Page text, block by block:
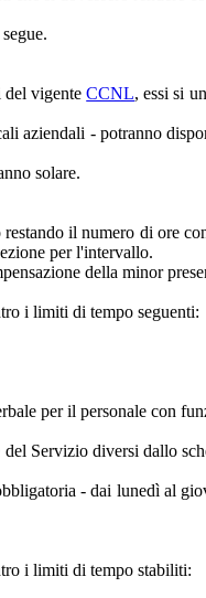
del vigenteCCNL, essi si
aziendali - potranno
solare.
il numero di ore
per l'intervallo.
della minor
i limiti di tempo seguenti:
per il personale con
Servizio diversi dallo
- dai lunedì al
i limiti di tempo stabiliti: